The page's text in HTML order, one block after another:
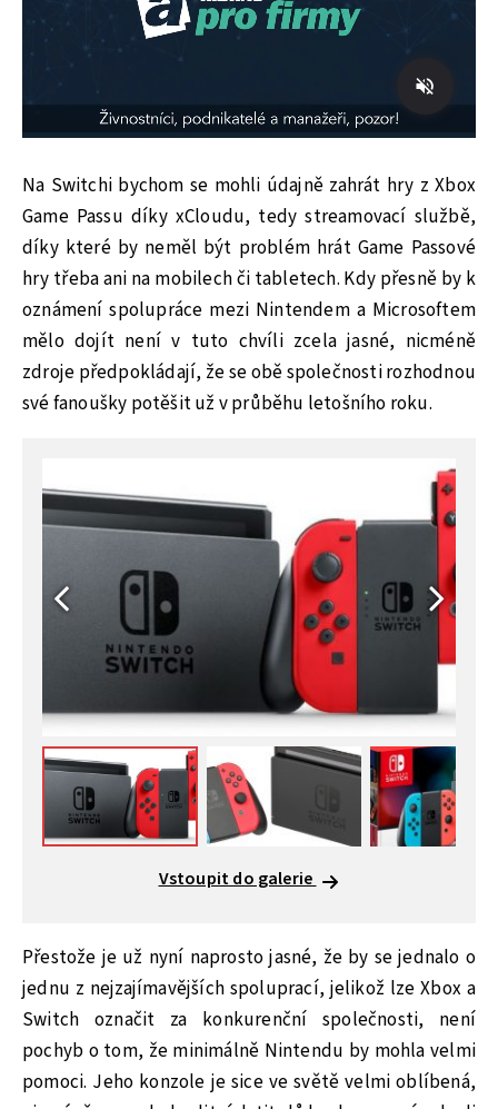
Na Switchi bychom se mohli údajně zahrát hry z Xbox
Game Passu díky xCloudu, tedy streamovací službě,
díky které by neměl být problém hrát Game Passové
hry třeba ani na mobilech či tabletech. Kdy přesně by k
oznámení spolupráce mezi Nintendem a Microsoftem
mělo dojít není v tuto chvíli zcela jasné, nicméně
zdroje předpokládají, že se obě společnosti rozhodnou
své fanoušky potěšit už v průběhu letošního roku.
Vstoupit do galerie
Přestože je už nyní naprosto jasné, že by se jednalo o
jednu z nejzajímavějších spoluprací, jelikož lze Xbox a
Switch označit za konkurenční společnosti, není
pochyb o tom, že minimálně Nintendu by mohla velmi
pomoci. Jeho konzole je sice ve světě velmi oblíbená,